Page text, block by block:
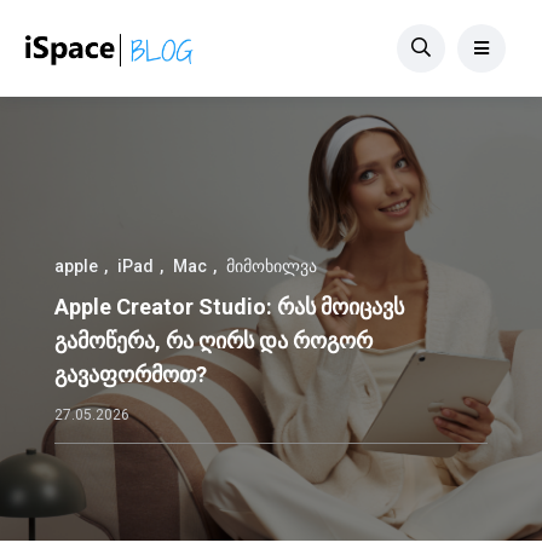
apple iPad Mac მიმოხილვა
Apple Creator Studio: რას მოიცავს
გამოწერა, რა ღირს და როგორ
გავაფორმოთ?
27.05.2026